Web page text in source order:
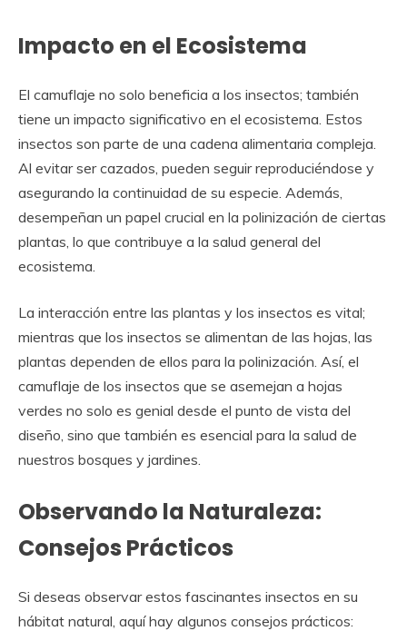
Impacto en el Ecosistema
El camuflaje no solo beneficia a los insectos; también
tiene un impacto significativo en el ecosistema. Estos
insectos son parte de una cadena alimentaria compleja.
Al evitar ser cazados, pueden seguir reproduciéndose y
asegurando la continuidad de su especie. Además,
desempeñan un papel crucial en la polinización de ciertas
plantas, lo que contribuye a la salud general del
ecosistema.
La interacción entre las plantas y los insectos es vital;
mientras que los insectos se alimentan de las hojas, las
plantas dependen de ellos para la polinización. Así, el
camuflaje de los insectos que se asemejan a hojas
verdes no solo es genial desde el punto de vista del
diseño, sino que también es esencial para la salud de
nuestros bosques y jardines.
Observando la Naturaleza:
Consejos Prácticos
Si deseas observar estos fascinantes insectos en su
hábitat natural, aquí hay algunos consejos prácticos: